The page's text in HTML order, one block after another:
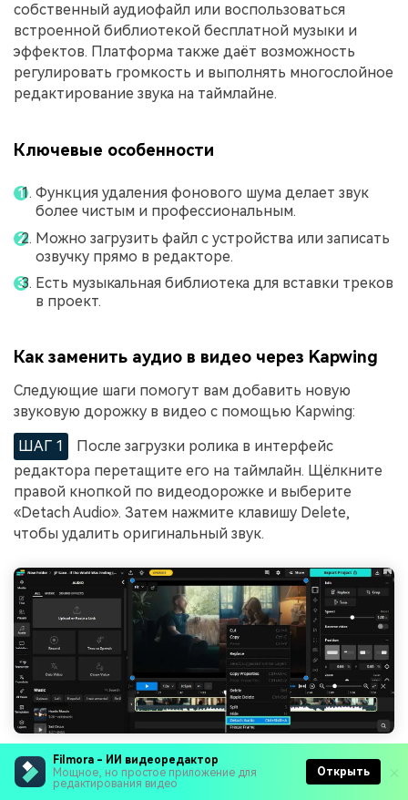
Filmora - ИИ видеоредактор
Мощное, но простое приложение для
редактирования видео
Открыть
собственный аудиофайл или воспользоваться
встроенной библиотекой бесплатной музыки и
эффектов. Платформа также даёт возможность
регулировать громкость и выполнять многослойное
редактирование звука на таймлайне.
Ключевые особенности
Функция удаления фонового шума делает звук
более чистым и профессиональным.
Можно загрузить файл с устройства или записать
озвучку прямо в редакторе.
Есть музыкальная библиотека для вставки треков
в проект.
Как заменить аудио в видео через Kapwing
Следующие шаги помогут вам добавить новую
звуковую дорожку в видео с помощью Kapwing:
ШАГ 1
После загрузки ролика в интерфейс
редактора перетащите его на таймлайн. Щёлкните
правой кнопкой по видеодорожке и выберите
«Detach Audio». Затем нажмите клавишу Delete,
чтобы удалить оригинальный звук.
ШАГ 2
Откройте вкладку «Audio» на боковой
панели и выберите способ добавления дорожки.